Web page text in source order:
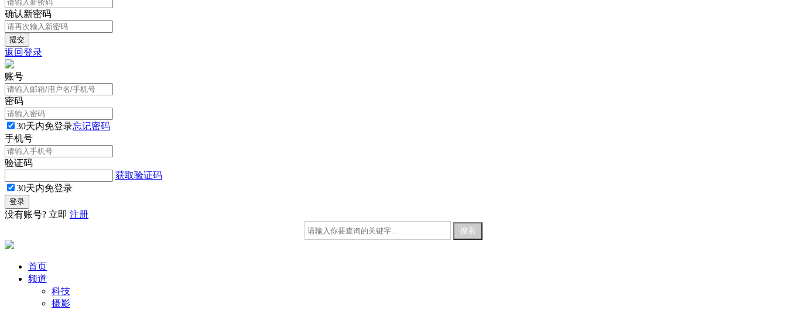
确认新密码
返回登录
账号
密码
30天内免登录忘记密码
手机号
验证码
获取验证码
30天内免登录
没有账号? 立即 注册
首页
频道
科技
摄影